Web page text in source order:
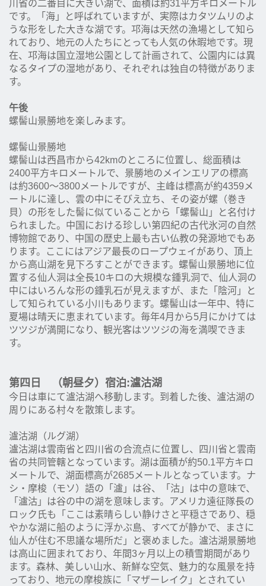
川省の二番目に大きい湖で、面積は約31平方キロメートル
です。「海」と呼ばれていますが、実際はカタツムリのよ
うな形をした大きな湖です。邛海は天然の漁場として知ら
れており、地元の人たちにとっても人気の休暇地です。現
在、邛海は国立湿地公園として計画されて、公園内には異
なるタイプの湿地があり、それぞれは独自の特徴がありま
す。
午後
螺髻山景勝地を楽しみます。
螺髻山景勝地
螺髻山は西昌市から42kmのところに位置し、総面積は
2400平方キロメートルで、景勝地のメインエリアの標高
は約3600～3800メートルですが、主峰は標高が約4359メ
ートルに達し、雲の中にそびえ立ち、その姿が螺（巻き
貝）の形をした髻に似ていることから「螺髻山」と名付け
られました。中国における珍しい第四紀の古代氷河の自然
博物館であり、中国の歴史上最も古い仏教の発源地でもあ
ります。ここにはアジア最長のロープウェイがあり、頂上
から高山湖を見下ろすことができます。螺髻山景勝地に位
置する仙人洞は全長10キロの大規模な鍾乳洞で、仙人洞の
中にはいろんな形の鍾乳石が見えますが、また「陰河」と
して知られている小川もあります。螺髻山は一年中、特に
夏場は晴天に恵まれています。毎年4月から5月にかけては
ツツジが満開になり、観光客はツツジの海を満喫できま
す。
第四日 （朝昼夕）宿泊:瀘沽湖
今日は車にて瀘沽湖へ移動します。到着した後、瀘沽湖の
周りにある村々を散策します。
瀘沽湖（ルグ湖）
瀘沽湖は雲南省と四川省の合流点に位置し、四川省と雲南
省の共同管轄となっています。湖は面積が約50.1平方キロ
メートルで、湖面標高が2685メートルとなっています。ナ
シ・摩梭（モソ）語の「瀘」は谷、「沽」は中の意味で、
「瀘沽」は谷の中の湖を意味します。アメリカ遠征隊長の
ロック氏も「ここは素晴らしい静けさと平穏さであり、穏
やかな湖に船のように浮かぶ島、すべてが静かで、まさに
仙人が住む不思議な場所だ」と褒めました。瀘沽湖景勝地
は高山に囲まれており、年間3ヶ月以上の積雪期間があり
ます。森林、美しい山水、新鮮な空気、魅力的な風景を持
っており、地元の摩梭族に「マザーレイク」とされてい